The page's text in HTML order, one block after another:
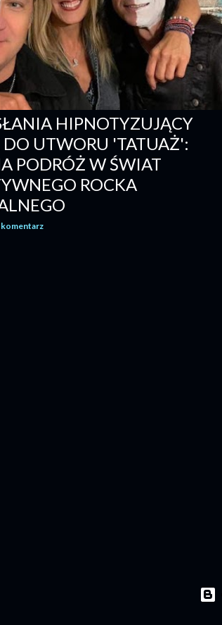
HIPNOTYZUJĄCY
DO UTWORU 'TATUAŻ':
PODRÓŻ W ŚWIAT
ROCKA
komentarz